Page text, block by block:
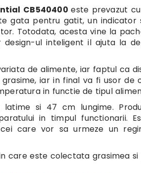
CB540400este prevazut
gata pentru gatit, un indicator
Totodata, acesta vine la
ul inteligent il ajuta la
de alimente, iar faptul ca
iar in final va fi usor de
in functie de tipul
si 47 cm lungime.
in timpul functionarii.
care vor sa urmeze un
care este colectata grasimea